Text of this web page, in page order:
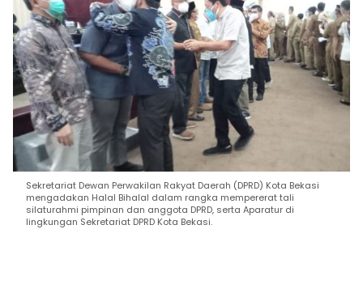
Sekretariat Dewan Perwakilan Rakyat Daerah (DPRD) Kota Bekasi
mengadakan Halal Bihalal dalam rangka mempererat tali
silaturahmi pimpinan dan anggota DPRD, serta Aparatur di
lingkungan Sekretariat DPRD Kota Bekasi.